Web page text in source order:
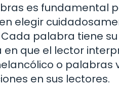
es fundamental
elegir
palabra tiene
que el lector
o palabras
en sus lectores.